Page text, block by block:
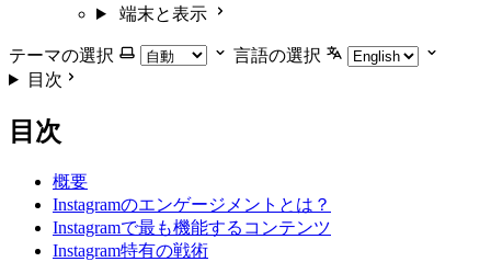
端末と表示
テーマの選択
言語の選択
目次
目次
概要
Instagramのエンゲージメントとは？
Instagramで最も機能するコンテンツ
Instagram特有の戦術